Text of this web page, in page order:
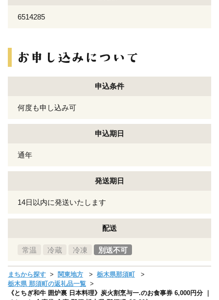
6514285
申込条件
何度も申し込み可
申込期日
通年
発送期日
14日以内に発送いたします
配送
常温 冷蔵 冷凍 別送不可
まちから探す 関東地方
栃木県那須町
栃木県 那須町の返礼品一覧
《とちぎ和牛 囲炉裏 日本料理》炭火割烹与一.のお食事券 6,000円分 ｜